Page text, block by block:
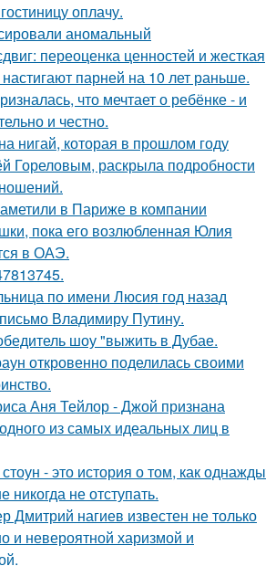
оплачу.
аномальный
переоценка ценностей и жесткая
парней на 10 лет раньше.
что мечтает о ребёнке - и
и честно.
нигай, которая в прошлом году
Гореловым, раскрыла подробности
в Париже в компании
пока его возлюбленная Юлия
в ОАЭ.
по имени Люсия год назад
Владимиру Путину.
шоу "выжить в Дубае.
откровенно поделилась своими
Аня Тейлор - Джой признана
из самых идеальных лиц в
- это история о том, как однажды
не отступать.
Дмитрий нагиев известен не только
и невероятной харизмой и